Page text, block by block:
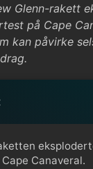
Glenn-rakett
på Cape
kan påvirke
Canaveral.